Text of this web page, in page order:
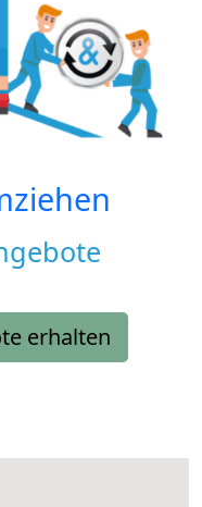
erhalten